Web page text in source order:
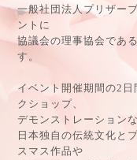
一般社団法人プリザー
ントに
協議会の理事協会であ
す。
イベント開催期間の2
クショップ、
デモンストレーション
日本独自の伝統文化と
スマス作品や